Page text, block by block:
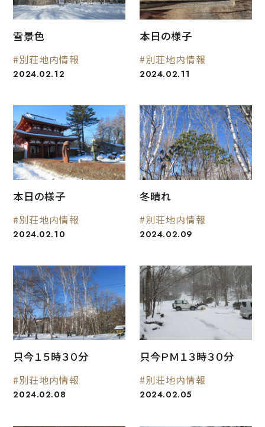
雪景色
#別荘地内情報
2024.02.12
本日の様子
#別荘地内情報
2024.02.11
本日の様子
#別荘地内情報
2024.02.10
冬晴れ
#別荘地内情報
2024.02.09
只今１５時３０分
#別荘地内情報
2024.02.08
只今ＰＭ１３時３０分
#別荘地内情報
2024.02.05